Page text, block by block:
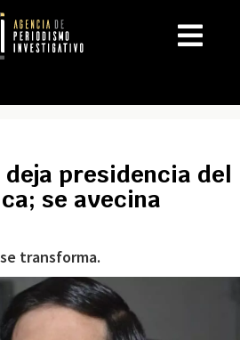
presidencia del
se avecina
transforma.